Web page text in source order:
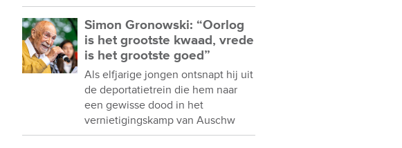
Simon Gronowski: “Oorlog
is het grootste kwaad, vrede
is het grootste goed”
Als elfjarige jongen ontsnapt hij uit
de deportatietrein die hem naar
een gewisse dood in het
vernietigingskamp van Auschw